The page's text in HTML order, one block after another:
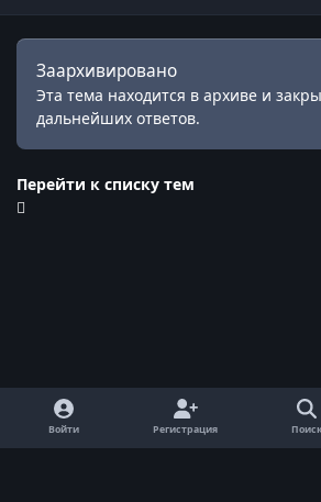
Заархивировано
Эта тема находится в архиве и
дальнейших ответов.
Перейти к списку тем
Войти Регистрация Поиск